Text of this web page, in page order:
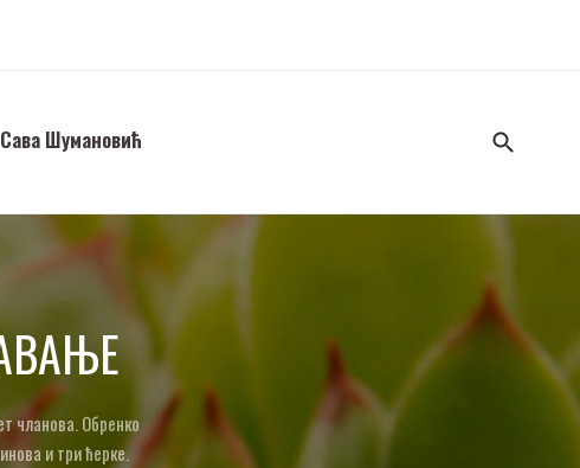
Сава Шумановић
чланова. Обренко
и три ћерке.